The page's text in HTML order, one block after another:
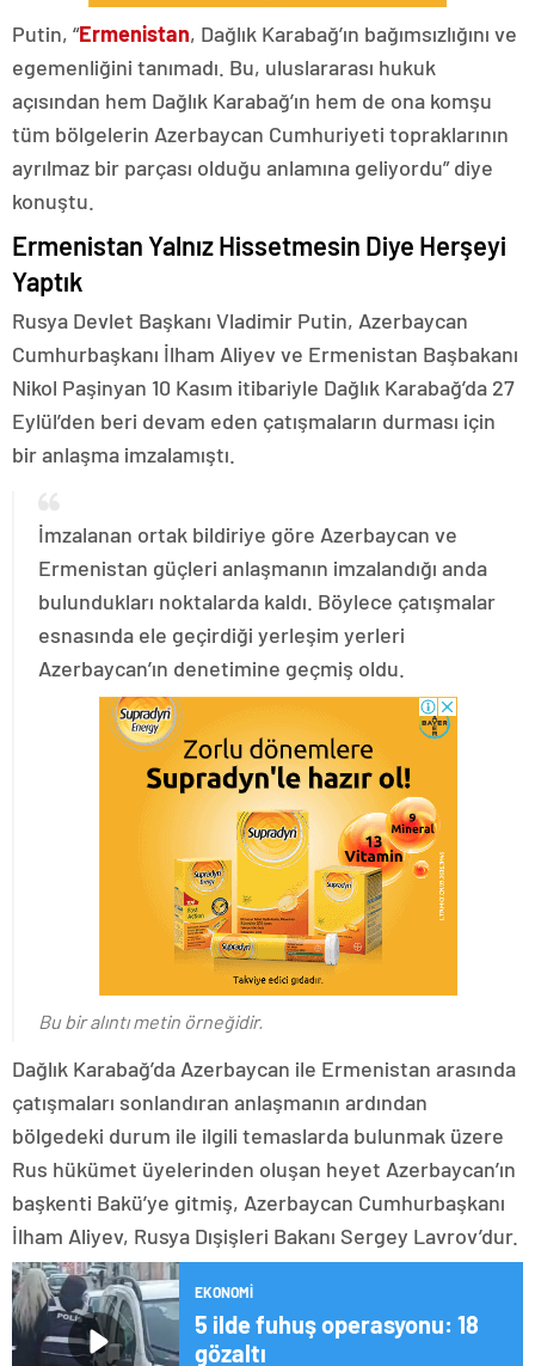
Putin, “Ermenistan, Dağlık Karabağ’ın bağımsızlığını ve
egemenliğini tanımadı. Bu, uluslararası hukuk
açısından hem Dağlık Karabağ’ın hem de ona komşu
tüm bölgelerin Azerbaycan Cumhuriyeti topraklarının
ayrılmaz bir parçası olduğu anlamına geliyordu” diye
konuştu.
Ermenistan Yalnız Hissetmesin Diye Herşeyi
Yaptık
Rusya Devlet Başkanı Vladimir Putin, Azerbaycan
Cumhurbaşkanı İlham Aliyev ve Ermenistan Başbakanı
Nikol Paşinyan 10 Kasım itibariyle Dağlık Karabağ’da 27
Eylül’den beri devam eden çatışmaların durması için
bir anlaşma imzalamıştı.
İmzalanan ortak bildiriye göre Azerbaycan ve
Ermenistan güçleri anlaşmanın imzalandığı anda
bulundukları noktalarda kaldı. Böylece çatışmalar
esnasında ele geçirdiği yerleşim yerleri
Azerbaycan’ın denetimine geçmiş oldu.
Bu bir alıntı metin örneğidir.
Dağlık Karabağ’da Azerbaycan ile Ermenistan arasında
çatışmaları sonlandıran anlaşmanın ardından
bölgedeki durum ile ilgili temaslarda bulunmak üzere
Rus hükümet üyelerinden oluşan heyet Azerbaycan’ın
başkenti Bakü’ye gitmiş, Azerbaycan Cumhurbaşkanı
İlham Aliyev, Rusya Dışişleri Bakanı Sergey Lavrov’dur.
EKONOMI
5 ilde fuhuş operasyonu: 18
gözaltı